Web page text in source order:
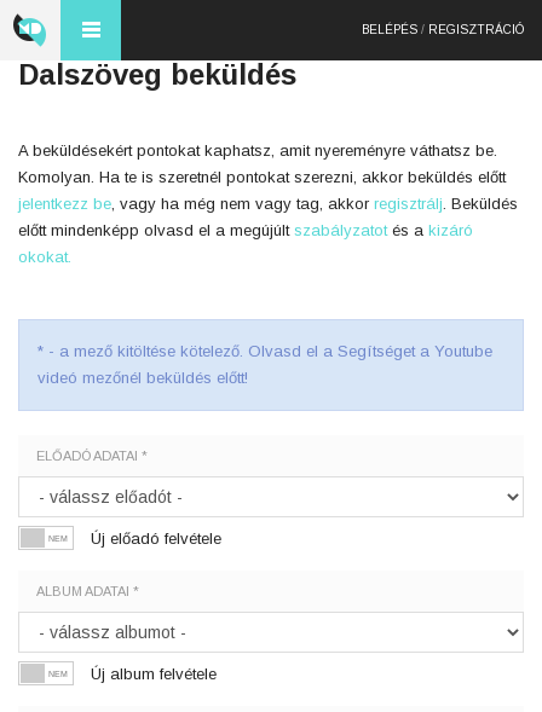
BELÉPÉS / REGISZTRÁCIÓ
Dalszöveg beküldés
A beküldésekért pontokat kaphatsz, amit nyereményre váthatsz be.
Komolyan. Ha te is szeretnél pontokat szerezni, akkor beküldés előtt
jelentkezz be, vagy ha még nem vagy tag, akkor regisztrálj. Beküldés
előtt mindenképp olvasd el a megújúlt szabályzatotés a kizáró
okokat.
* - a mező kitöltése kötelező. Olvasd el a Segítséget a Youtube
videó mezőnél beküldés előtt!
ELŐADÓ ADATAI *
Új előadó felvétele
ALBUM ADATAI *
Új album felvétele